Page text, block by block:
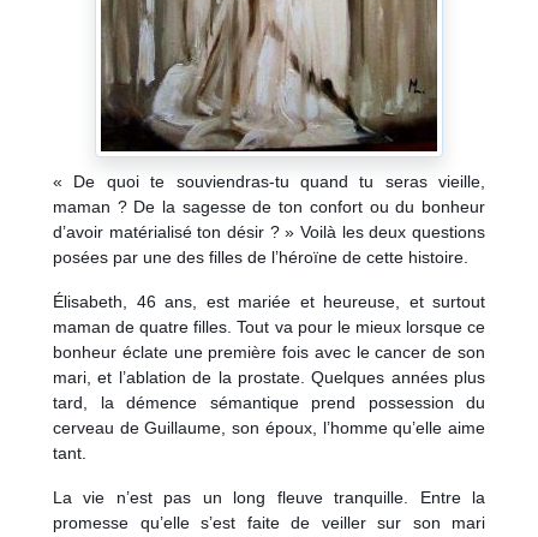
« De quoi te souviendras-tu quand tu seras vieille,
maman ? De la sagesse de ton confort ou du bonheur
d’avoir matérialisé ton désir ? » Voilà les deux questions
posées par une des filles de l’héroïne de cette histoire.
Élisabeth, 46 ans, est mariée et heureuse, et surtout
maman de quatre filles. Tout va pour le mieux lorsque ce
bonheur éclate une première fois avec le cancer de son
mari, et l’ablation de la prostate. Quelques années plus
tard, la démence sémantique prend possession du
cerveau de Guillaume, son époux, l’homme qu’elle aime
tant.
La vie n’est pas un long fleuve tranquille. Entre la
promesse qu’elle s’est faite de veiller sur son mari